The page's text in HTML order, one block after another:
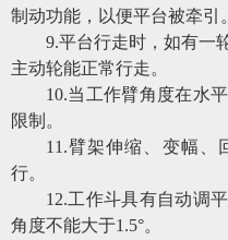
制动功能，以便平台被牵引。
9.平台行走时，如有一
主动轮能正常行走。
10.当工作臂角度在水
限制。
11.臂架伸缩、变幅、
行。
12.工作斗具有自动调
角度不能大于1.5°。